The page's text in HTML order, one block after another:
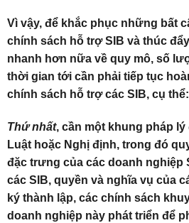
Vì vậy, để khắc phục những bất
chính sách hỗ trợ SIB và thúc
nhanh hơn nữa về quy mô, số
thời gian tới cần phải tiếp tục
chính sách hỗ trợ các SIB, cụ thể:
Thứ nhất, cần một khung pháp
Luật hoặc Nghị định, trong đó
đặc trưng của các doanh nghiệp
các SIB, quyền và nghĩa vụ của
ký thành lập, các chính sách
doanh nghiệp này phát triển để